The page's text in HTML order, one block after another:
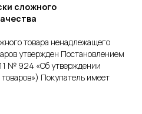
сложного
товара ненадлежащего
утвержден Постановлением
№ 924 «Об утверждении
Покупатель имеет